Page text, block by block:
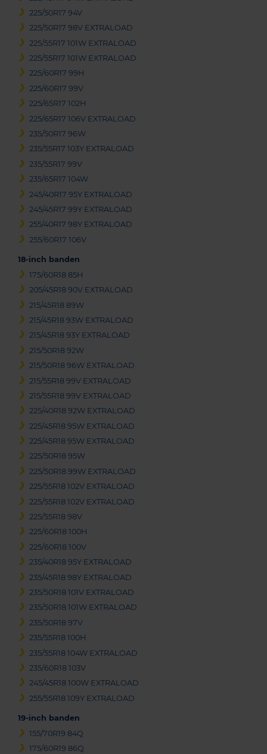
225/50R17 94V
225/50R17 98V EXTRALOAD
225/55R17 101W EXTRALOAD
225/55R17 101W EXTRALOAD
225/60R17 99H
225/60R17 99V
225/65R17 102H
225/65R17 106V EXTRALOAD
235/50R17 96W
235/55R17 103Y EXTRALOAD
235/55R17 99V
235/65R17 104W
245/40R17 95Y EXTRALOAD
245/45R17 99Y EXTRALOAD
255/40R17 98Y EXTRALOAD
255/60R17 106V
18-inch banden
175/60R18 85H
205/45R18 90V EXTRALOAD
215/45R18 89W
215/45R18 93W EXTRALOAD
215/45R18 93Y EXTRALOAD
215/50R18 92W
215/50R18 96W EXTRALOAD
215/55R18 99V EXTRALOAD
215/55R18 99V EXTRALOAD
225/40R18 92W EXTRALOAD
225/45R18 95W EXTRALOAD
225/45R18 95W EXTRALOAD
225/50R18 95W
225/50R18 99W EXTRALOAD
225/55R18 102V EXTRALOAD
225/55R18 102V EXTRALOAD
225/55R18 98V
225/60R18 100H
225/60R18 100V
235/40R18 95Y EXTRALOAD
235/45R18 98Y EXTRALOAD
235/50R18 101V EXTRALOAD
235/50R18 101W EXTRALOAD
235/50R18 97V
235/55R18 100H
235/55R18 104W EXTRALOAD
235/60R18 103V
245/45R18 100W EXTRALOAD
255/55R18 109Y EXTRALOAD
19-inch banden
155/70R19 84Q
175/60R19 86Q